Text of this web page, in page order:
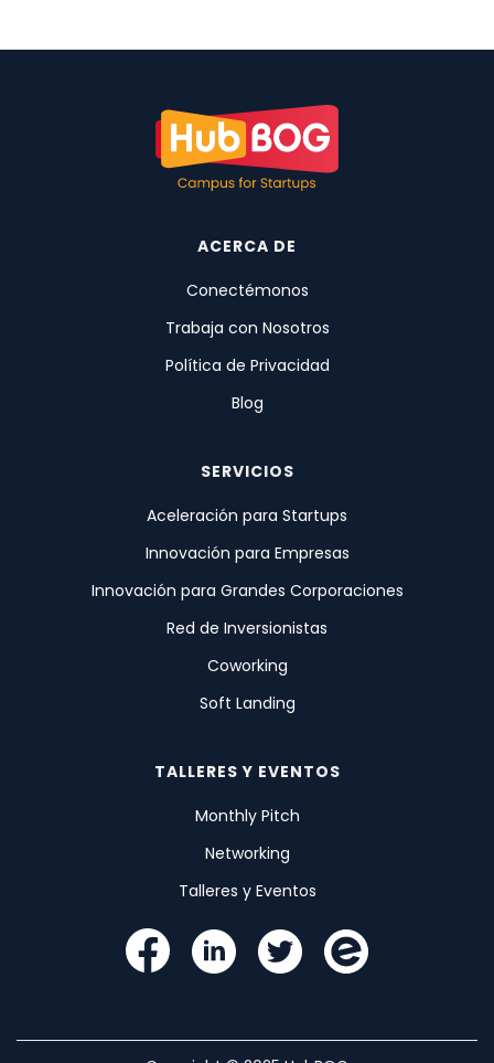
ACERCA DE
Conectémonos
Trabaja con Nosotros
Política de Privacidad
Blog
SERVICIOS
Aceleración para Startups
Innovación para Empresas
Innovación para Grandes Corporaciones
Red de Inversionistas
Coworking
Soft Landing
TALLERES Y EVENTOS
Monthly Pitch
Networking
Talleres y Eventos